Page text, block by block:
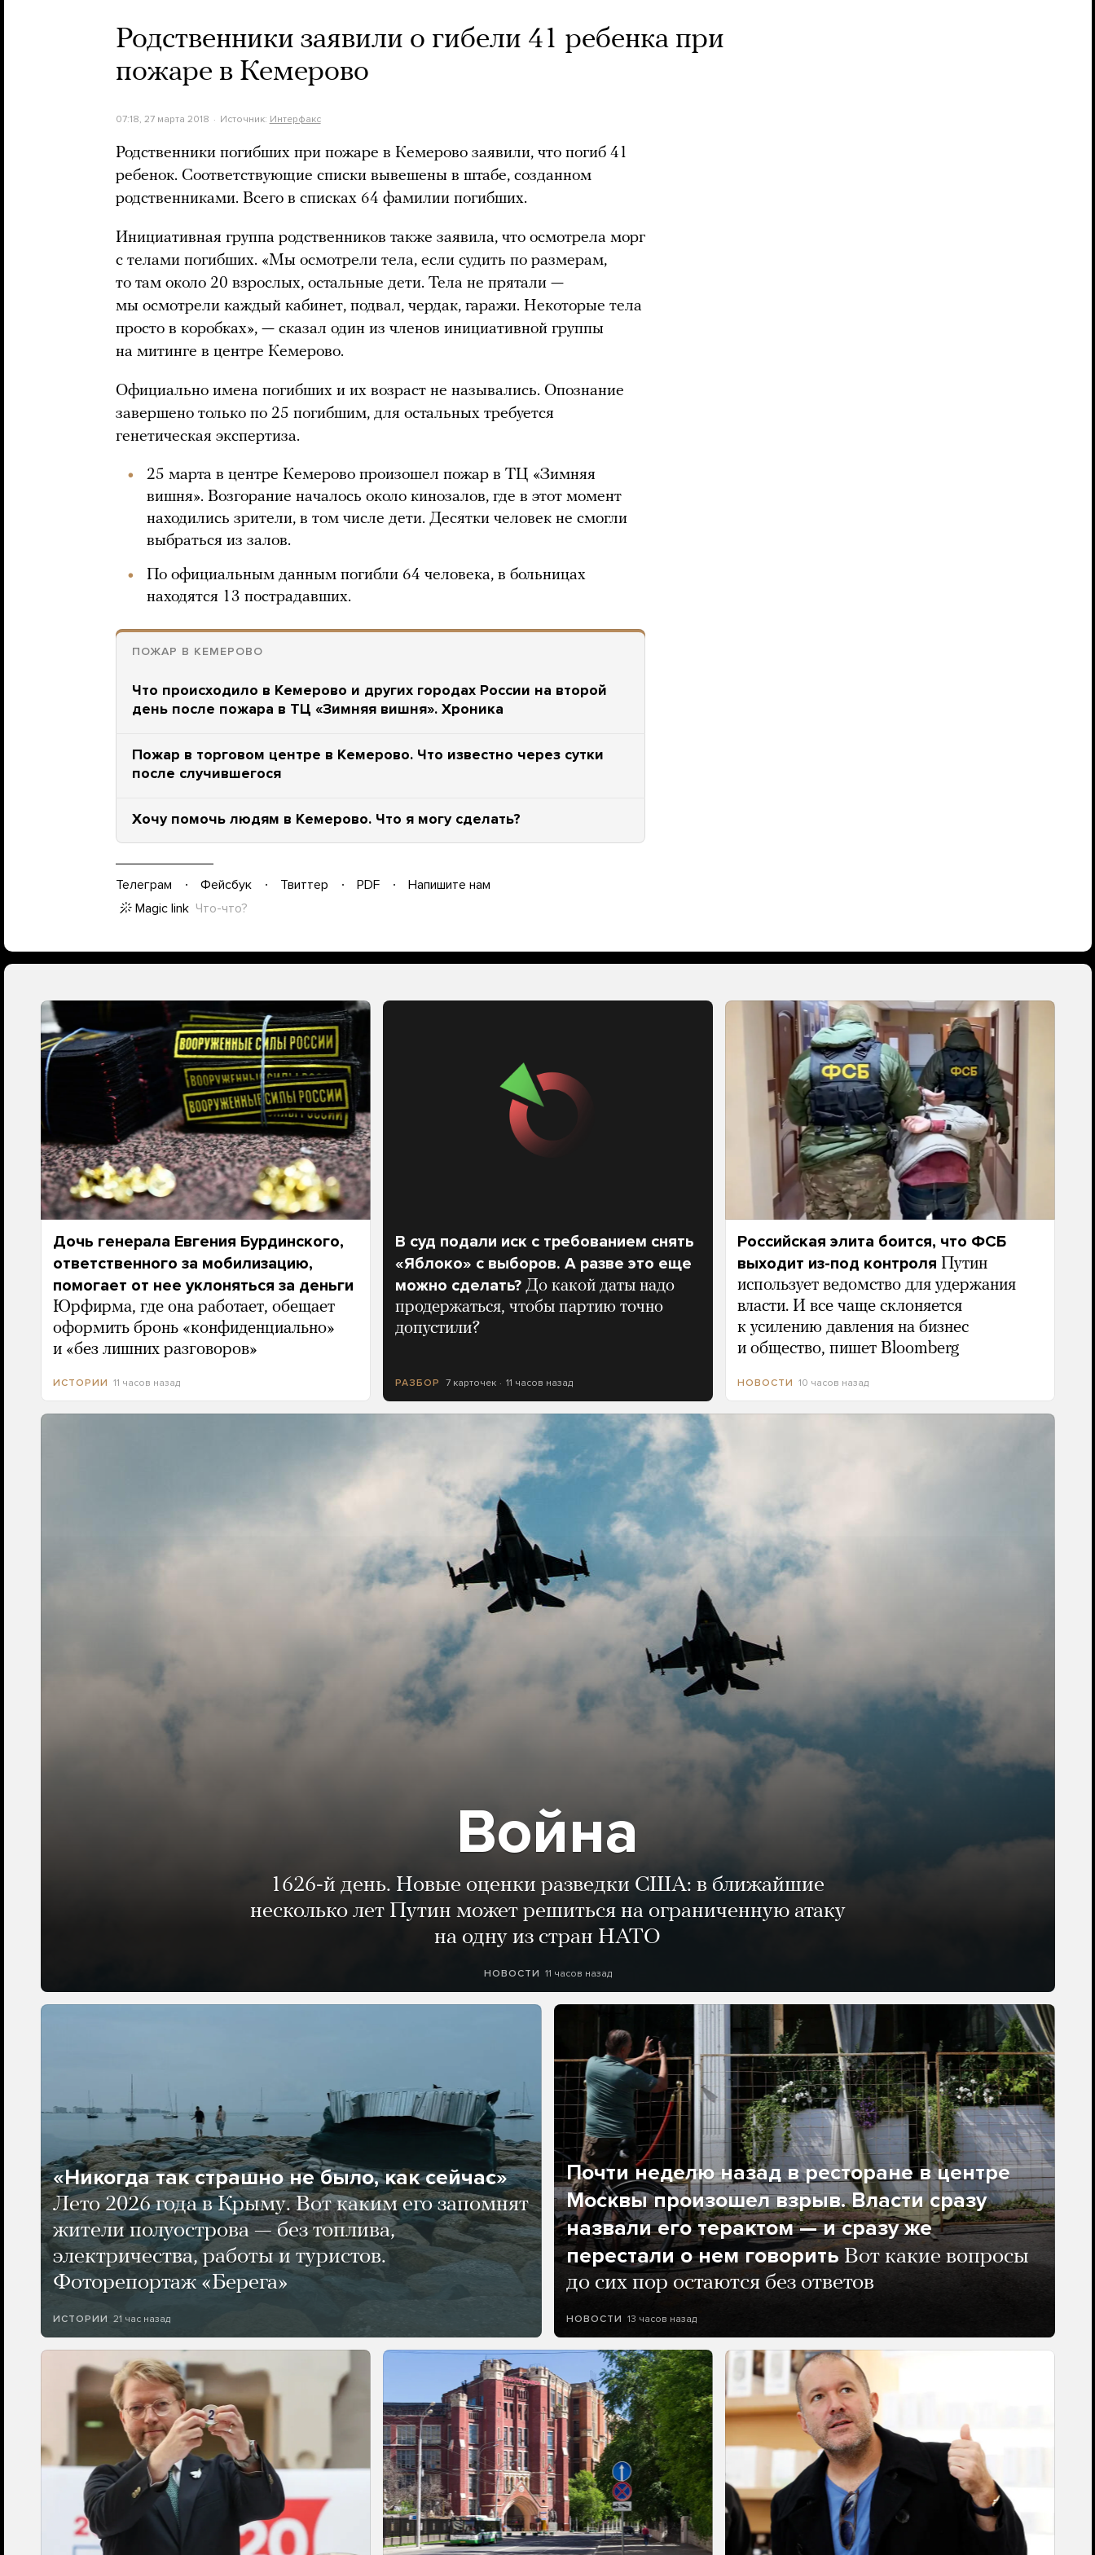
Родственники заявили о гибели 41 ребенка при
пожаре в Кемерово
07:18, 27 марта 2018 Источник: Интерфакс
Родственники погибших при пожаре в Кемерово заявили, что погиб 41
ребенок. Соответствующие списки вывешены в штабе, созданном
родственниками. Всего в списках 64 фамилии погибших.
Инициативная группа родственников также заявила, что осмотрела морг
с телами погибших. «Мы осмотрели тела, если судить по размерам,
то там около 20 взрослых, остальные дети. Тела не прятали —
мы осмотрели каждый кабинет, подвал, чердак, гаражи. Некоторые тела
просто в коробках», — сказал один из членов инициативной группы
на митинге в центре Кемерово.
Официально имена погибших и их возраст не назывались. Опознание
завершено только по 25 погибшим, для остальных требуется
генетическая экспертиза.
25 марта в центре Кемерово произошел пожар в ТЦ «Зимняя
вишня». Возгорание началось около кинозалов, где в этот момент
находились зрители, в том числе дети. Десятки человек не смогли
выбраться из залов.
По официальным данным погибли 64 человека, в больницах
находятся 13 пострадавших.
ПОЖАР В КЕМЕРОВО
Что происходило в Кемерово и других городах России на второй
день после пожара в ТЦ «Зимняя вишня». Хроника
Пожар в торговом центре в Кемерово. Что известно через сутки
после случившегося
Хочу помочь людям в Кемерово. Что я могу сделать?
Телеграм Фейсбук Твиттер PDF
Напишите нам
Magic link Что-что?
Дочь генерала Евгения Бурдинского,
ответственного за мобилизацию,
помогает от нее уклоняться за деньги
Юрфирма, где она работает, обещает
оформить бронь «конфиденциально»
и «без лишних разговоров»
ИСТОРИИ 11 часов назад
В суд подали иск с требованием снять
«Яблоко» с выборов. А разве это еще
можно сделать? До какой даты надо
продержаться, чтобы партию точно
допустили?
РАЗБОР 7 карточек 11 часов назад
Российская элита боится, что ФСБ
выходит из-под контроля Путин
использует ведомство для удержания
власти. И все чаще склоняется
к усилению давления на бизнес
и общество, пишет Bloomberg
НОВОСТИ 10 часов назад
Война
1626-й день. Новые оценки разведки США: в ближайшие
несколько лет Путин может решиться на ограниченную атаку
на одну из стран НАТО
НОВОСТИ 11 часов назад
«Никогда так страшно не было, как сейчас»
Лето 2026 года в Крыму. Вот каким его запомнят
жители полуострова — без топлива,
электричества, работы и туристов.
Фоторепортаж «Берега»
ИСТОРИИ 21 час назад
Почти неделю назад в ресторане в центре
Москвы произошел взрыв. Власти сразу
назвали его терактом — и сразу же
перестали о нем говорить Вот какие вопросы
до сих пор остаются без ответов
НОВОСТИ 13 часов назад